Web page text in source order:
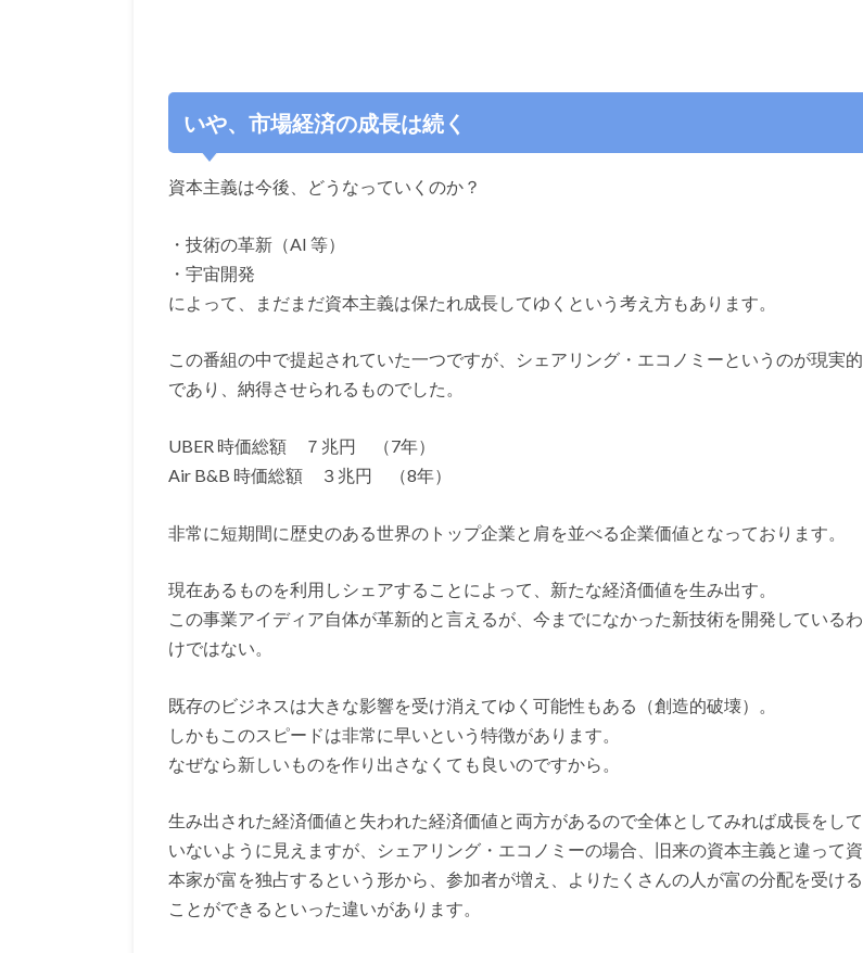
いや、市場経済の成長は続く
資本主義は今後、どうなっていくのか？
・技術の革新（AI 等）
・宇宙開発
によって、まだまだ資本主義は保たれ成長してゆくという考え方もあります。
この番組の中で提起されていた一つですが、シェアリング・エコノミーというのが現実的
であり、納得させられるものでした。
UBER 時価総額 ７兆円 （7年）
Air B&B 時価総額 ３兆円 （8年）
非常に短期間に歴史のある世界のトップ企業と肩を並べる企業価値となっております。
現在あるものを利用しシェアすることによって、新たな経済価値を生み出す。
この事業アイディア自体が革新的と言えるが、今までになかった新技術を開発しているわ
けではない。
既存のビジネスは大きな影響を受け消えてゆく可能性もある（創造的破壊）。
しかもこのスピードは非常に早いという特徴があります。
なぜなら新しいものを作り出さなくても良いのですから。
生み出された経済価値と失われた経済価値と両方があるので全体としてみれば成長をして
いないように見えますが、シェアリング・エコノミーの場合、旧来の資本主義と違って資
本家が富を独占するという形から、参加者が増え、よりたくさんの人が富の分配を受ける
ことができるといった違いがあります。